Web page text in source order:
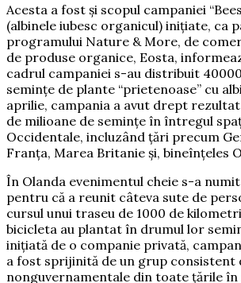
Acesta a fost şi scopul campaniei
(albinele iubesc organicul) iniţiate, ca
programului Nature & More, de
de produse organice, Eosta,
cadrul campaniei s-au distribuit
seminţe de plante “prietenoase” cu
aprilie, campania a avut drept rezultat
de milioane de seminţe în întregul
Occidentale, incluzând ţări precum
Franţa, Marea Britanie şi, bineînţeles
În Olanda evenimentul cheie s-a numit
pentru că a reunit câteva sute de
cursul unui traseu de 1000 de
bicicleta au plantat în drumul lor
iniţiată de o companie privată,
a fost sprijinită de un grup consistent
nonguvernamentale din toate ţările în